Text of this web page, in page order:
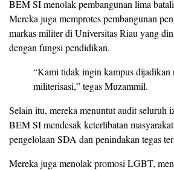
BEM SI menolak pembangunan lima
Mereka juga memprotes pembangunan
markas militer di Universitas Riau yang
dengan fungsi pendidikan.
“Kami tidak ingin kampus dijadikan
militerisasi,” tegas Muzammil.
Selain itu, mereka menuntut audit seluruh
BEM SI mendesak keterlibatan
pengelolaan SDA dan penindakan tegas
Mereka juga menolak promosi LGBT,